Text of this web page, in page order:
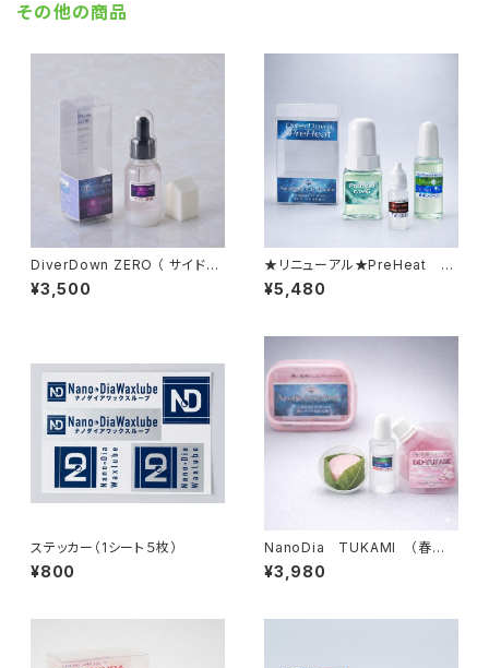
その他の商品
DiverDown ZERO （ サイドル
ーブリキッド） 【サイド エッジ専
用】
¥3,500
★リニューアル★PreHeat ty
peG （高速仕様）【液体化ホッ
ト＋加速パウダー】
¥5,480
ステッカー（1シート５枚）
¥800
NanoDia TUKAMI （春の
掴まれる雪）【固形生塗+水性ジ
ェル】
¥3,980